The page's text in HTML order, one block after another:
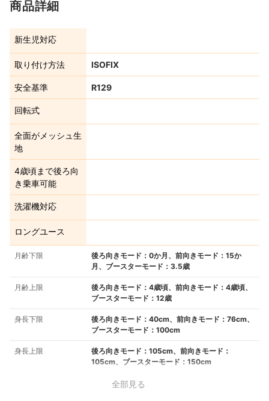
商品詳細
新生児対応
取り付け方法 ISOFIX
安全基準 R129
回転式
全面がメッシュ生
地
4歳頃まで後ろ向
き乗車可能
洗濯機対応
ロングユース
月齢下限
後ろ向きモード：0か月、前向きモード：15か
月、ブースターモード：3.5歳
月齢上限
後ろ向きモード：4歳頃、前向きモード：4歳頃、
ブースターモード：12歳
身長下限
後ろ向きモード：40cm、前向きモード：76cm、
ブースターモード：100cm
身長上限
後ろ向きモード：105cm、前向きモード：
105cm、ブースターモード：150cm
全部見る